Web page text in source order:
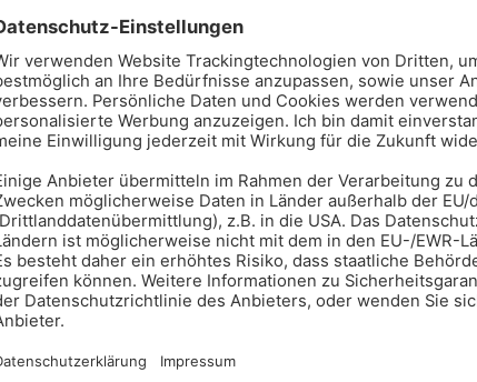
in Deutschland und Europa verteilt.
/ Andreas Gruhl